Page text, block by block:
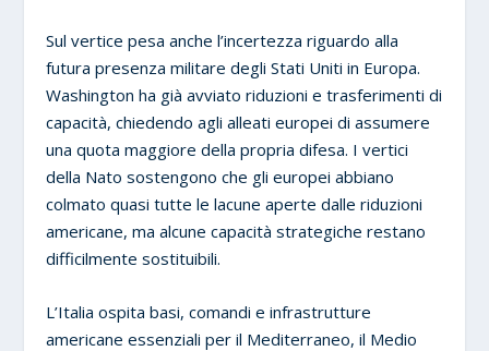
Sul vertice pesa anche l’incertezza riguardo alla
futura presenza militare degli Stati Uniti in Europa.
Washington ha già avviato riduzioni e trasferimenti di
capacità, chiedendo agli alleati europei di assumere
una quota maggiore della propria difesa. I vertici
della Nato sostengono che gli europei abbiano
colmato quasi tutte le lacune aperte dalle riduzioni
americane, ma alcune capacità strategiche restano
difficilmente sostituibili.
L’Italia ospita basi, comandi e infrastrutture
americane essenziali per il Mediterraneo, il Medio